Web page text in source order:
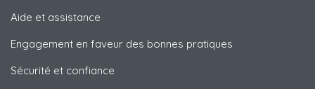
Aide et assistance
Engagement en faveur des bonnes pratiques
Sécurité et confiance